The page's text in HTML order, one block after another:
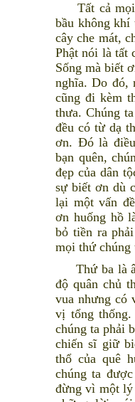
Tất cả mọi
bầu không khí
cây che mát,
Phật nói là tất
Sống mà biết
nghĩa. Do đó,
cũng đi kèm
thưa. Chúng
đều có từ dạ
ơn. Đó là
bạn quên,
đẹp của dân
sự biết ơn dù
lại một vấn
ơn huống hồ
bỏ tiền ra
mọi thứ chúng
Thứ ba là
độ quân chủ
vua nhưng có
vị tổng
chúng ta phải
chiến sĩ giữ
thổ của quê
chúng ta
đừng vì một lý